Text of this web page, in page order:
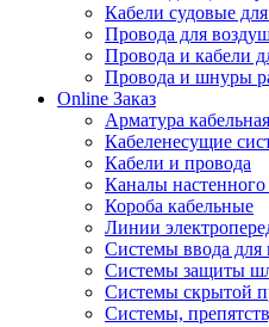
Кабели судовые
Провода для
Провода и кабели
Провода и шнуры
Online Заказ
Арматура
Кабеленесущие
Кабели и провода
Каналы
Короба кабельные
Линии
Системы ввода для
Системы защиты
Системы скрытой
Системы,